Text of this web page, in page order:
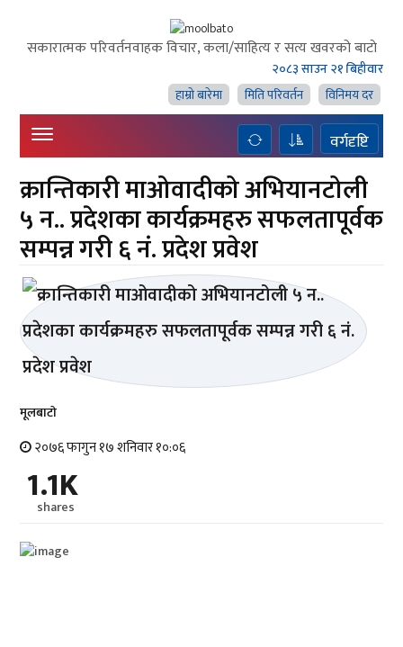
सकारात्मक परिवर्तनवाहक विचार, कला/साहित्य र सत्य खवरको बाटाे
२०८३ साउन २१ बिहीवार
हाम्राे बारेमा
मिति परिवर्तन विनिमय दर
वर्गदृष्टि
क्रान्तिकारी माओवादीको अभियानटोली
५ न.. प्रदेशका कार्यक्रमहरु सफलतापूर्वक
सम्पन्न गरी ६ नं. प्रदेश प्रवेश
मूलबाटाे
२०७६ फागुन १७ शनिवार १०:०६
1.1K
shares